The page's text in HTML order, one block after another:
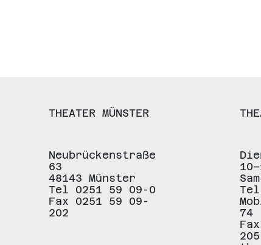
THEATER MÜNSTER
Neubrückenstraße
63
48143 Münster
Tel 0251 59 09-0
Fax 0251 59 09-
202
74
205